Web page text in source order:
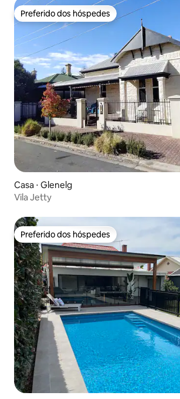
Preferido dos hóspedes
Preferido dos hóspedes
Casa ⋅ Glenelg
Vila Jetty
Preferido dos hóspedes
Preferido dos hóspedes